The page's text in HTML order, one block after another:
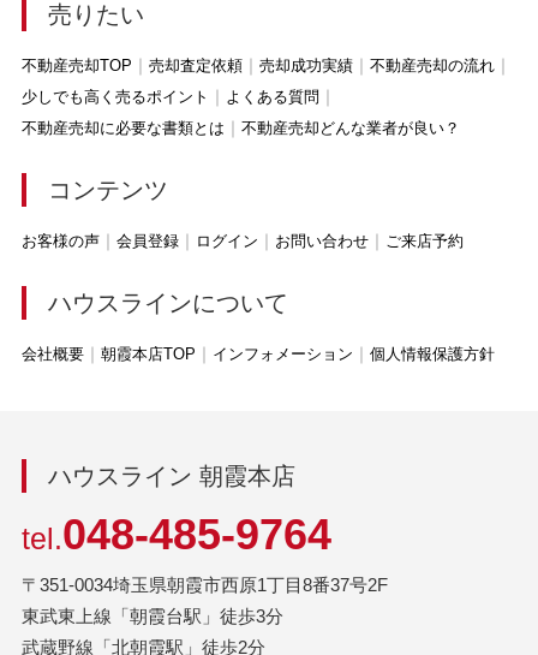
売りたい
不動産売却TOP 売却査定依頼 売却成功実績
不動産売却の流れ
少しでも高く売るポイント
よくある質問
不動産売却に必要な書類とは
不動産売却どんな業者が良い？
コンテンツ
お客様の声 会員登録 ログイン お問い合わせ ご来店予約
ハウスラインについて
会社概要 朝霞本店TOP インフォメーション 個人情報保護方針
ハウスライン 朝霞本店
tel.048-485-9764
〒351-0034埼玉県朝霞市西原1丁目8番37号2F
東武東上線「朝霞台駅」徒歩3分
武蔵野線「北朝霞駅」徒歩2分